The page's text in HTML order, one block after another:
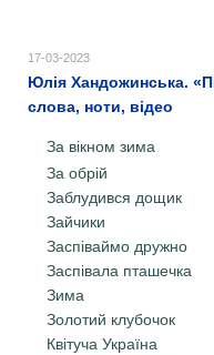
17-03-2023
Юлія Хандожинська.
слова, ноти, відео
За вікном зима
За обрій
Заблудився дощик
Зайчики
Заспіваймо дружно
Заспівала пташечка
Зима
Золотий клубочок
Квітуча Україна